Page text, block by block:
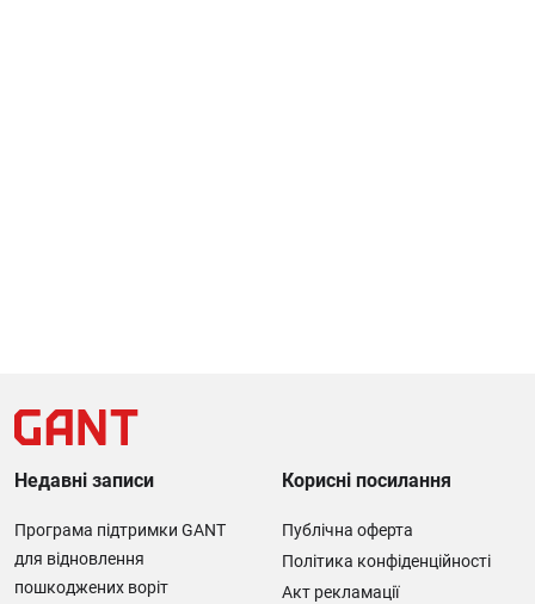
Недавні записи
Програма підтримки GANT
для відновлення
пошкоджених воріт
Корисні посилання
Публічна оферта
Політика конфіденційності
Акт рекламації